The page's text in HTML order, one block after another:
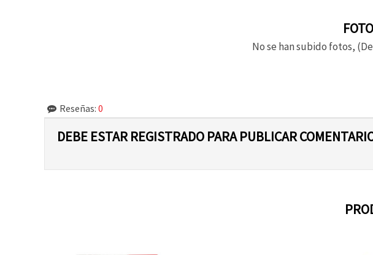
No se han subido fotos,
Reseñas: 0
DEBE ESTAR REGISTRADO PARA PUBLICAR